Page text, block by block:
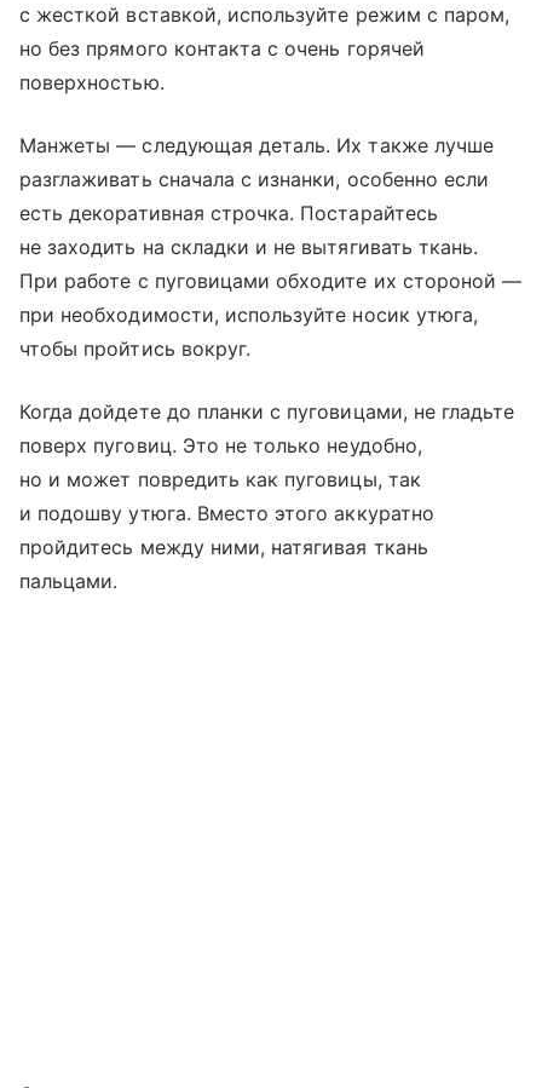
с жесткой вставкой, используйте режим с паром,
но без прямого контакта с очень горячей
поверхностью.
​Манжеты — следующая деталь. Их также лучше
разглаживать сначала с изнанки, особенно если
есть декоративная строчка. Постарайтесь
не заходить на складки и не вытягивать ткань.
При работе с пуговицами обходите их стороной —
при необходимости, используйте носик утюга,
чтобы пройтись вокруг.
Когда дойдете до планки с пуговицами, не гладьте
поверх пуговиц. Это не только неудобно,
но и может повредить как пуговицы, так
и подошву утюга. Вместо этого аккуратно
пройдитесь между ними, натягивая ткань
пальцами.